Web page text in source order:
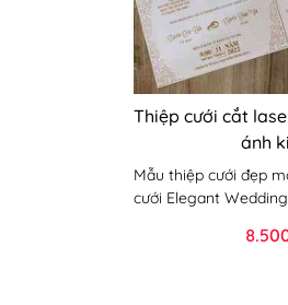
Thiệp cưới cắt
ánh
Mẫu thiệp cưới đẹp
cưới Elegant